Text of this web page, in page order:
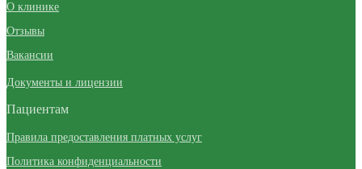
О клинике
Отзывы
Вакансии
Документы и лицензии
Пациентам
Правила предоставления платных услуг
Политика конфиденциальности